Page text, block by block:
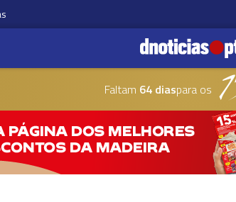
Faltam 64 diaspara os